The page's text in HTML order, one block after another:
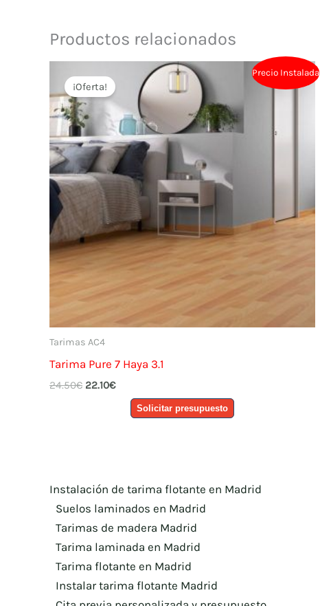
Productos relacionados
Precio Instalada
¡Oferta!
Tarimas AC4
Tarima Pure 7 Haya 3.1
24.50€ El
22.10€El
precio
actualSolicitar presupuesto
Instalación de tarima flotante en Madrid
Suelos laminados en Madrid
Tarimas de madera Madrid
Tarima laminada en Madrid
Tarima flotante en Madrid
Instalar tarima flotante Madrid